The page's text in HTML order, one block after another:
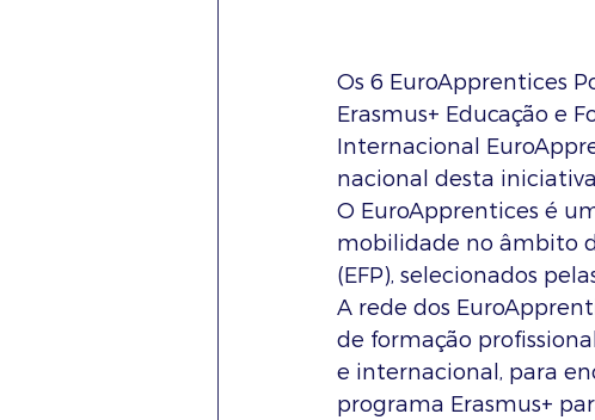
Os 6 EuroApprentices
Erasmus+ Educação e
Internacional
nacional desta
O EuroApprentices é
mobilidade no âmbito
(EFP), selecionados
A rede dos
de formação
e internacional, para
programa Erasmus+